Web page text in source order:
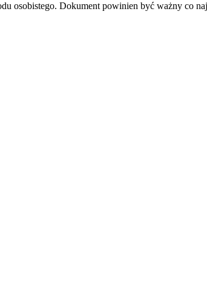
osobistego. Dokument powinien być ważny co